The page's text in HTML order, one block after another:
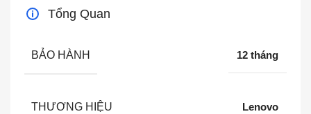
Tổng Quan
BẢO HÀNH 12 tháng
THƯƠNG HIỆU Lenovo